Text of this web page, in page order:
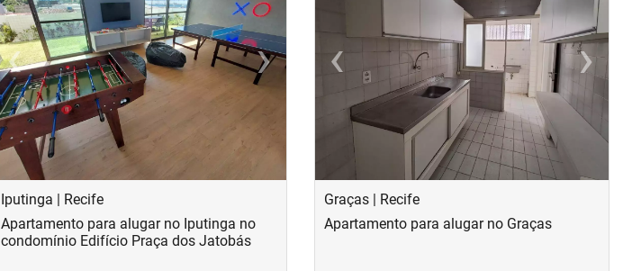
‹Previous ›Next
Iputinga | Recife
Apartamento para alugar no Iputinga no
condomínio Edifício Praça dos Jatobás
‹
Previous ›Next
Graças | Recife
Apartamento para alugar no Graças